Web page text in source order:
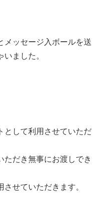
メッセージ入ボールを送
ました。
として利用させていただ
だき無事にお渡しでき
せていただきます。